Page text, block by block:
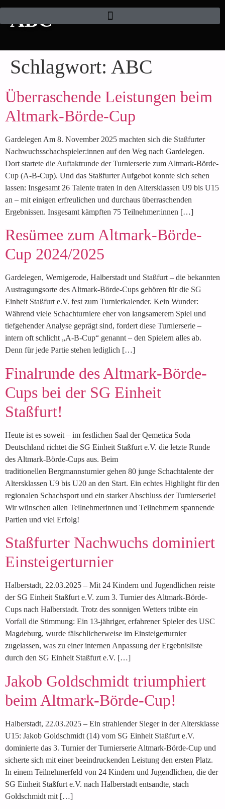
ABC
Schlagwort: ABC
Überraschende Leistungen beim
Altmark-Börde-Cup
Gardelegen Am 8. November 2025 machten sich die Staßfurter
Nachwuchsschachspieler:innen auf den Weg nach Gardelegen.
Dort startete die Auftaktrunde der Turnierserie zum Altmark-Börde-
Cup (A-B-Cup). Und das Staßfurter Aufgebot konnte sich sehen
lassen: Insgesamt 26 Talente traten in den Altersklassen U9 bis U15
an – mit einigen erfreulichen und durchaus überraschenden
Ergebnissen. Insgesamt kämpften 75 Teilnehmer:innen […]
Resümee zum Altmark-Börde-
Cup 2024/2025
Gardelegen, Wernigerode, Halberstadt und Staßfurt – die bekannten
Austragungsorte des Altmark-Börde-Cups gehören für die SG
Einheit Staßfurt e.V. fest zum Turnierkalender. Kein Wunder:
Während viele Schachturniere eher von langsamerem Spiel und
tiefgehender Analyse geprägt sind, fordert diese Turnierserie –
intern oft schlicht „A-B-Cup“ genannt – den Spielern alles ab.
Denn für jede Partie stehen lediglich […]
Finalrunde des Altmark-Börde-
Cups bei der SG Einheit
Staßfurt!
Heute ist es soweit – im festlichen Saal der Qemetica Soda
Deutschland richtet die SG Einheit Staßfurt e.V. die letzte Runde
des Altmark-Börde-Cups aus. Beim
traditionellen Bergmannsturnier gehen 80 junge Schachtalente der
Altersklassen U9 bis U20 an den Start. Ein echtes Highlight für den
regionalen Schachsport und ein starker Abschluss der Turnierserie!
Wir wünschen allen Teilnehmerinnen und Teilnehmern spannende
Partien und viel Erfolg!
Staßfurter Nachwuchs dominiert
Einsteigerturnier
Halberstadt, 22.03.2025 – Mit 24 Kindern und Jugendlichen reiste
der SG Einheit Staßfurt e.V. zum 3. Turnier des Altmark-Börde-
Cups nach Halberstadt. Trotz des sonnigen Wetters trübte ein
Vorfall die Stimmung: Ein 13-jähriger, erfahrener Spieler des USC
Magdeburg, wurde fälschlicherweise im Einsteigerturnier
zugelassen, was zu einer internen Anpassung der Ergebnisliste
durch den SG Einheit Staßfurt e.V. […]
Jakob Goldschmidt triumphiert
beim Altmark-Börde-Cup!
Halberstadt, 22.03.2025 – Ein strahlender Sieger in der Altersklasse
U15: Jakob Goldschmidt (14) vom SG Einheit Staßfurt e.V.
dominierte das 3. Turnier der Turnierserie Altmark-Börde-Cup und
sicherte sich mit einer beeindruckenden Leistung den ersten Platz.
In einem Teilnehmerfeld von 24 Kindern und Jugendlichen, die der
SG Einheit Staßfurt e.V. nach Halberstadt entsandte, stach
Goldschmidt mit […]